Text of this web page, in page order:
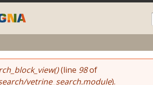
(line 98of
vetrine_search.module).